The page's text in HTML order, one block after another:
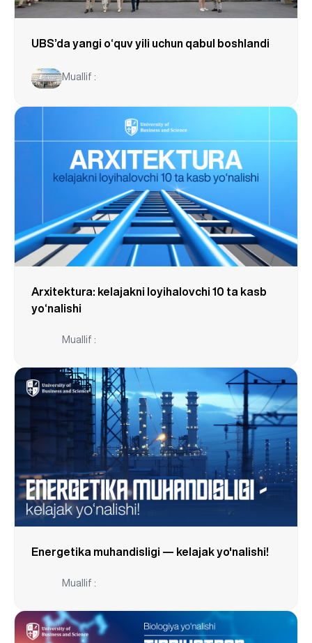
UBS’da yangi o‘quv yili uchun qabul boshlandi
Muallif :
Arxitektura: kelajakni loyihalovchi 10 ta kasb
yo‘nalishi
Muallif :
Energetika muhandisligi — kelajak yo'nalishi!
Muallif :